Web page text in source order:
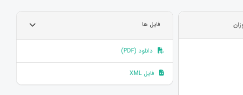
فایل ها
دانلود (PDF)
فایل XML